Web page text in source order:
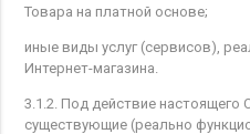
Товара на платной основе;
иные виды услуг (сервисов),
Интернет-магазина.
3.1.2. Под действие
существующие (реально